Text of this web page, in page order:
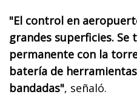
"El control en
grandes superficies. Se
permanente con la
batería de
bandadas", señaló.